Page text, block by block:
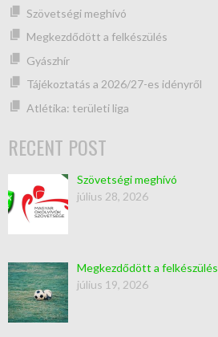
Szövetségi meghívó
Megkezdődött a felkészülés
Gyászhír
Tájékoztatás a 2026/27-es idényről
Atlétika: területi liga
RECENT POST
Szövetségi meghívó
július 28, 2026
Megkezdődött a felkészülés
július 19, 2026